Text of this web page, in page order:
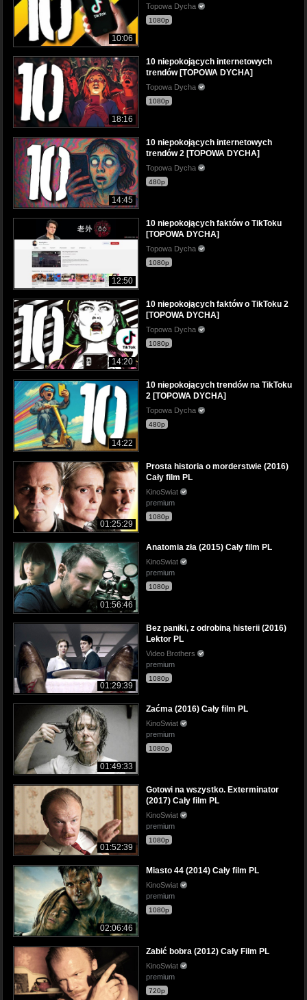
10:06
Topowa Dycha
1080p
18:16
10 niepokojących internetowych
trendów [TOPOWA DYCHA]
Topowa Dycha
1080p
14:45
10 niepokojących internetowych
trendów 2 [TOPOWA DYCHA]
Topowa Dycha
480p
12:50
10 niepokojących faktów o TikToku
[TOPOWA DYCHA]
Topowa Dycha
1080p
14:20
10 niepokojących faktów o TikToku 2
[TOPOWA DYCHA]
Topowa Dycha
1080p
14:22
10 niepokojących trendów na TikToku
2 [TOPOWA DYCHA]
Topowa Dycha
480p
01:25:29
Prosta historia o morderstwie (2016)
Cały film PL
KinoSwiat
premium
1080p
01:56:46
Anatomia zła (2015) Cały film PL
KinoSwiat
premium
1080p
01:29:39
Bez paniki, z odrobiną histerii (2016)
Lektor PL
Video Brothers
premium
1080p
01:49:33
Zaćma (2016) Cały film PL
KinoSwiat
premium
1080p
01:52:39
Gotowi na wszystko. Exterminator
(2017) Cały film PL
KinoSwiat
premium
1080p
02:06:46
Miasto 44 (2014) Cały film PL
KinoSwiat
premium
1080p
Zabić bobra (2012) Cały Film PL
KinoSwiat
premium
720p